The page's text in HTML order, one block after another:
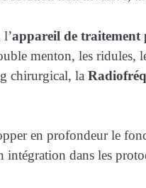
appareil de traitement
menton, les ridules,
chirurgical, la
en profondeur le
dans les